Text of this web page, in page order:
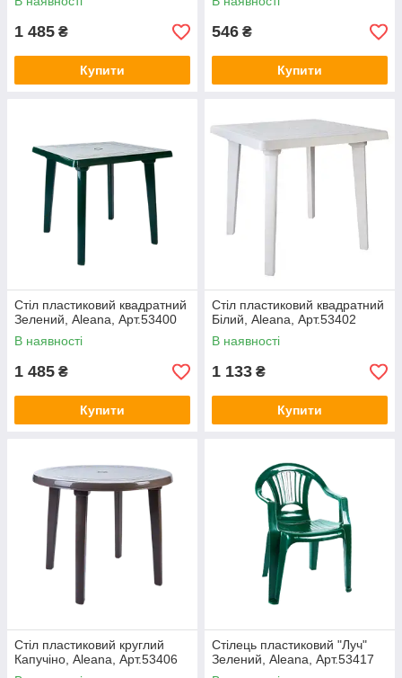
1 485 ₴
Купити
546 ₴
Купити
Стіл пластиковий квадратний
Зелений, Aleana, Арт.53400
В наявності
1 485 ₴
Купити
Стіл пластиковий квадратний
Білий, Aleana, Арт.53402
В наявності
1 133 ₴
Купити
Стіл пластиковий круглий
Капучіно, Aleana, Арт.53406
Стілець пластиковий "Луч"
Зелений, Aleana, Арт.53417